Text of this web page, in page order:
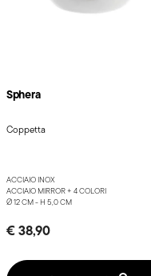
Sphera
Coppetta
ACCIAIO INOX
ACCIAIO MIRROR + 4 COLORI
Ø 12 CM - H 5,0 CM
€ 38,90